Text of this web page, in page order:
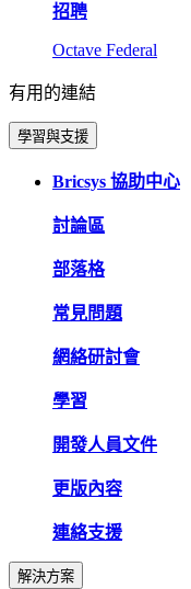
招聘
Octave Federal
有用的連結
學習與支援
Bricsys 協助中心
討論區
部落格
常見問題
網絡研討會
學習
開發人員文件
更版內容
連絡支援
解決方案